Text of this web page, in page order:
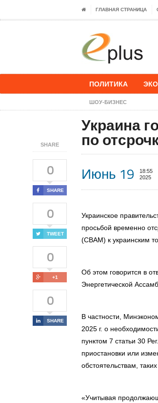
ГЛАВНАЯ СТРАНИЦА
ПОЛИТИКА
ШОУ-БИЗНЕС
SHARE
0
SHARE
0
TWEET
0
+1
0
SHARE
Украина
по
Июнь 19
18:55
2025
Украинское
просьбой временно
(CBAM) к украинским
Об этом говорится в
Энергетической
В частности,
2025 г. о
пунктом 7 статьи 30
приостановки или
обстоятельствам,
«Учитывая